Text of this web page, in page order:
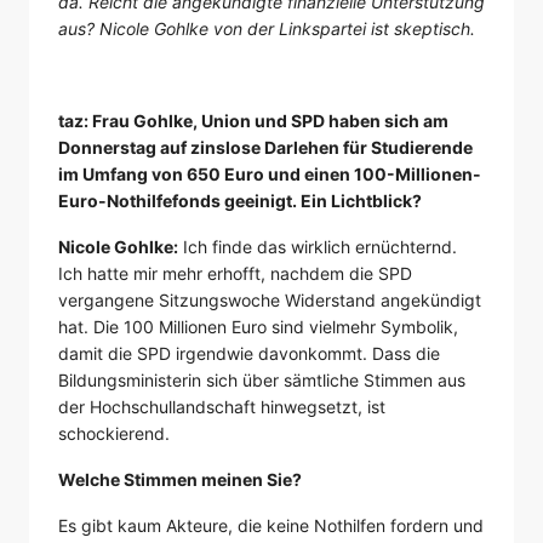
aus? Nicole Gohlke von der Linkspartei ist skeptisch.
taz: Frau Gohlke, Union und SPD haben sich am
Donnerstag auf zinslose Darlehen für Studierende
im Umfang von 650 Euro und einen 100-Millionen-
Euro-Nothilfefonds geeinigt. Ein Lichtblick?
Nicole Gohlke: Ich finde das wirklich ernüchternd.
Ich hatte mir mehr erhofft, nachdem die SPD
vergangene Sitzungswoche Widerstand angekündigt
hat. Die 100 Millionen Euro sind vielmehr Symbolik,
damit die SPD irgendwie davonkommt. Dass die
Bildungsministerin sich über sämtliche Stimmen aus
der Hochschullandschaft hinwegsetzt, ist
schockierend.
Welche Stimmen meinen Sie?
Es gibt kaum Akteure, die keine Nothilfen fordern und